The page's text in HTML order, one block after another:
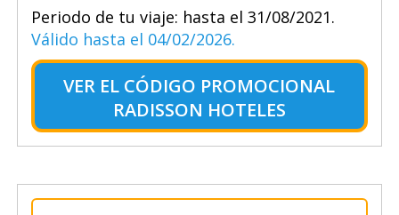
Periodo de tu viaje: hasta el 31/08/2021.
Válido hasta el 04/02/2026.
VER EL CÓDIGO PROMOCIONAL
RADISSON HOTELES